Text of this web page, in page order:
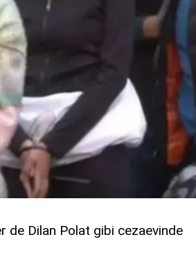
de Dilan Polat gibi cezaevinde